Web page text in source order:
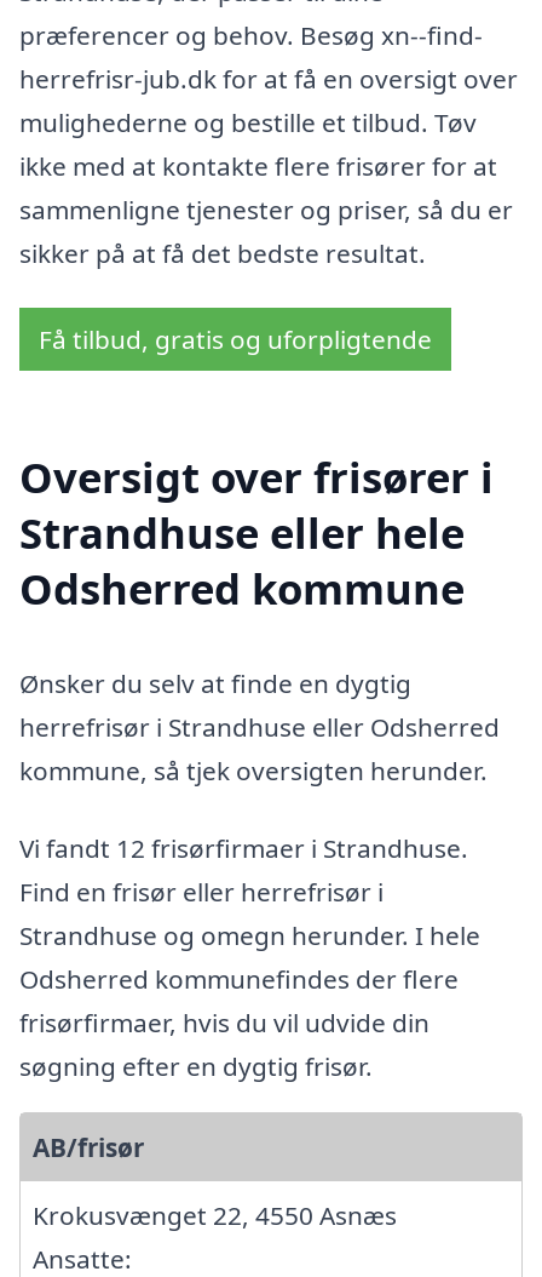
præferencer og behov. Besøg xn--find-
herrefrisr-jub.dk for at få en oversigt over
mulighederne og bestille et tilbud. Tøv
ikke med at kontakte flere frisører for at
sammenligne tjenester og priser, så du er
sikker på at få det bedste resultat.
Få tilbud, gratis og uforpligtende
Oversigt over frisører i
Strandhuse eller hele
Odsherred kommune
Ønsker du selv at finde en dygtig
herrefrisør i Strandhuse eller Odsherred
kommune, så tjek oversigten herunder.
Vi fandt 12 frisørfirmaer i Strandhuse.
Find en frisør eller herrefrisør i
Strandhuse og omegn herunder. I hele
Odsherred kommunefindes der flere
frisørfirmaer, hvis du vil udvide din
søgning efter en dygtig frisør.
AB/frisør
Krokusvænget 22, 4550 Asnæs
Ansatte: